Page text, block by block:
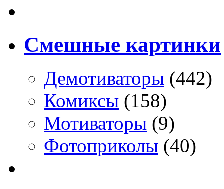
Смешные картинки
Демотиваторы (442)
Комиксы (158)
Мотиваторы (9)
Фотоприколы (40)